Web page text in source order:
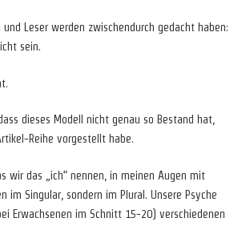
und Leser werden zwischendurch gedacht haben:
sein.
dieses Modell nicht genau so Bestand hat,
Reihe vorgestellt habe.
wir das „ich“ nennen, in meinen Augen mit
im Singular, sondern im Plural. Unsere Psyche
Erwachsenen im Schnitt 15-20) verschiedenen